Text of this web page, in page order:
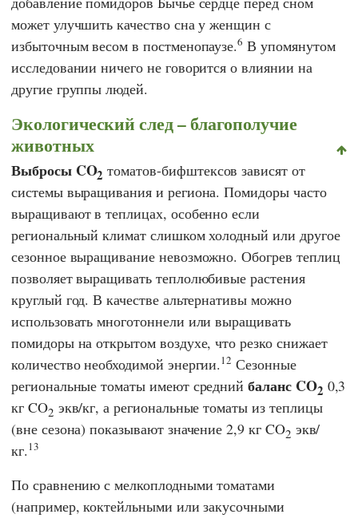
может улучшить качество сна у женщин с
избыточным весом в постменопаузе.6 В упомянутом
исследовании ничего не говорится о влиянии на
другие группы людей.
Экологический след – благополучие
животных
Выбросы CO2 томатов-бифштексов зависят от
системы выращивания и региона. Помидоры часто
выращивают в теплицах, особенно если
региональный климат слишком холодный или другое
сезонное выращивание невозможно. Обогрев теплиц
позволяет выращивать теплолюбивые растения
круглый год. В качестве альтернативы можно
использовать многотоннели или выращивать
помидоры на открытом воздухе, что резко снижает
количество необходимой энергии.12 Сезонные
региональные томаты имеют среднийбаланс CO2 0,3
кг CO2 экв/кг, а региональные томаты из теплицы
(вне сезона) показывают значение 2,9 кг CO2 экв/
кг.13
По сравнению с мелкоплодными томатами
(например, коктейльными или закусочными